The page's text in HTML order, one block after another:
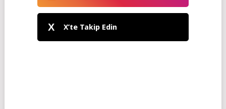
X X’te Takip Edin